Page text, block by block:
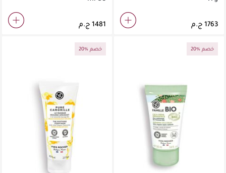
20% خصم 20% خصم